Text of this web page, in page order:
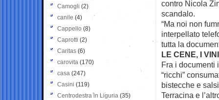
contro Nicola
scandalo.
“Ma noi non
interpellato
tutta la
LE CENE, I
Fra i documenti
“ricchi”
bistecche e
Terracina e
Camogli (2)
canile (4)
Cappello (8)
Caprotti (2)
Caritas (6)
carovita (170)
casa (247)
Casini (119)
Centrodestra in Liguria (35)